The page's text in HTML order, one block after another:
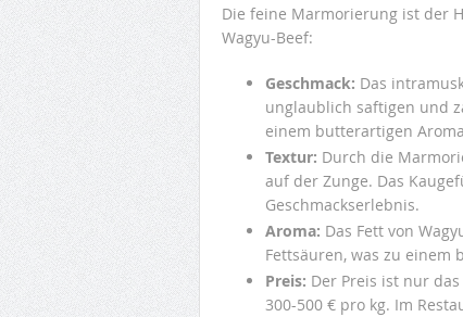
Die feine Marmorierung ist der
Wagyu-Beef:
Geschmack: Das
unglaublich saftigen und
einem butterartigen
Textur: Durch die
auf der Zunge. Das
Geschmackserlebnis.
Aroma: Das Fett von
Fettsäuren, was zu einem
Preis: Der Preis ist nur
300-500 € pro kg. Im